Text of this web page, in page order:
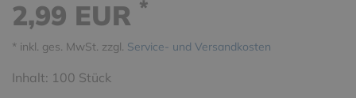
2,99 EUR *
* inkl. ges. MwSt. zzgl. Service- und Versandkosten
Inhalt: 100 Stück